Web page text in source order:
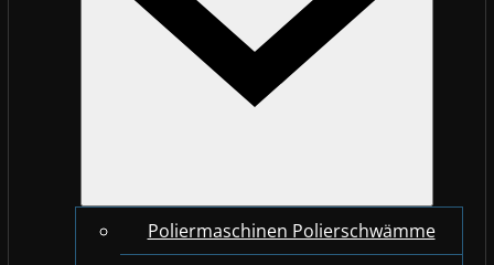
Poliermaschinen Polierschwämme